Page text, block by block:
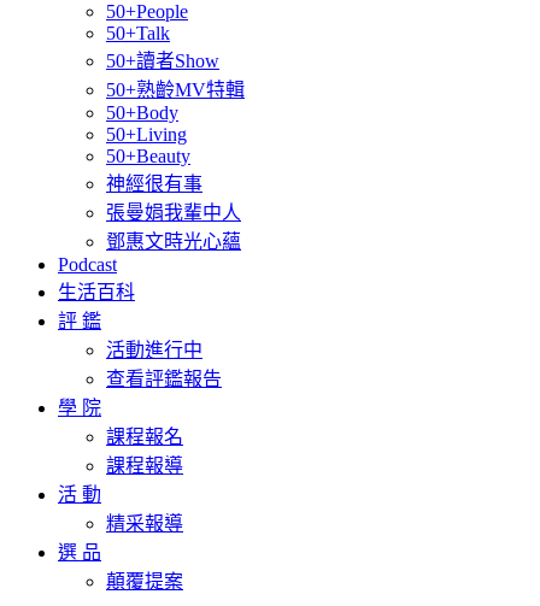
50+People
50+Talk
50+讀者Show
50+熟齡MV特輯
50+Body
50+Living
50+Beauty
神經很有事
張曼娟我輩中人
鄧惠文時光心蘊
Podcast
生活百科
評 鑑
活動進行中
查看評鑑報告
學 院
課程報名
課程報導
活 動
精采報導
選 品
顛覆提案